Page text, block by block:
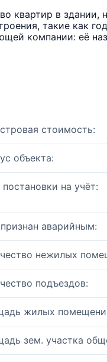
в здании,
такие как
компании: её
стоимость:
объекта:
на учёт:
аварийным:
нежилых
подъездов:
жилых
зем. участка